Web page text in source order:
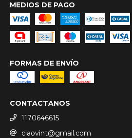
MEDIOS DE PAGO
FORMAS DE ENVÍO
CONTACTANOS
1170646615
ciaovint@gmail.com